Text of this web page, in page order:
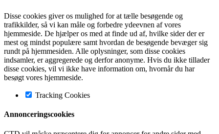
Disse cookies giver os mulighed for at tælle besøgende og
trafikkilder, så vi kan måle og forbedre ydeevnen af vores
hjemmeside. De hjælper os med at finde ud af, hvilke sider der er
mest og mindst populære samt hvordan de besøgende bevæger sig
rundt på hjemmesiden. Alle oplysninger, som disse cookies
indsamler, er aggregerede og derfor anonyme. Hvis du ikke tillader
disse cookies, vil vi ikke have information om, hvornår du har
besøgt vores hjemmeside.
Tracking Cookies
Annonceringscookies